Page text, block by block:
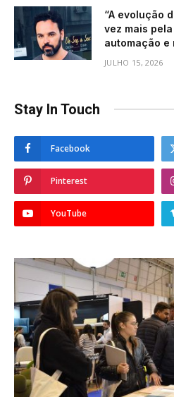
“A evolução
vez mais
automação
JULHO 15, 2026
Stay In Touch
Facebook
Pinterest
YouTube